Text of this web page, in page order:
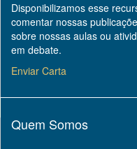
Disponibilizamos esse
comentar nossas
sobre nossas aulas ou
em debate.
Enviar Carta
Quem Somos